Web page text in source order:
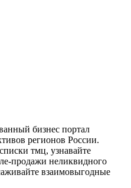
бизнес портал
регионов России.
тмц, узнавайте
продажи неликвидного
взаимовыгодные